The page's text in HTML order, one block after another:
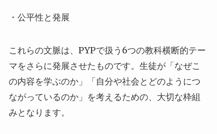
・公平性と発展
これらの文脈は、PYPで扱う6つの教科横断的テー
マをさらに発展させたものです。生徒が「なぜこ
の内容を学ぶのか」「自分や社会とどのようにつ
ながっているのか」を考えるための、大切な枠組
みとなります。